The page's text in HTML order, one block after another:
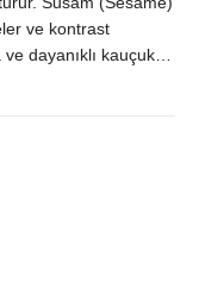
ve kontrast
dayanıklı kauçuk
çok yönlülük sağlar.
için ideal.